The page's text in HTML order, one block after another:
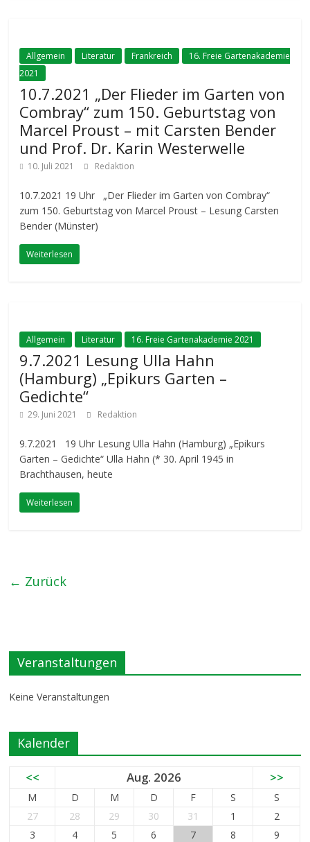
Allgemein Literatur Frankreich
16. Freie Gartenakademie
2021
10.7.2021 „Der Flieder im Garten von
Combray“ zum 150. Geburtstag von
Marcel Proust – mit Carsten Bender
und Prof. Dr. Karin Westerwelle
10. Juli 2021 Redaktion
10.7.2021 19 Uhr „Der Flieder im Garten von Combray“
zum 150. Geburtstag von Marcel Proust – Lesung Carsten
Bender (Münster)
Weiterlesen
Allgemein Literatur 16. Freie Gartenakademie 2021
9.7.2021 Lesung Ulla Hahn
(Hamburg) „Epikurs Garten –
Gedichte“
29. Juni 2021 Redaktion
9.7.2021 19 Uhr Lesung Ulla Hahn (Hamburg) „Epikurs
Garten – Gedichte“ Ulla Hahn (* 30. April 1945 in
Brachthausen, heute
Weiterlesen
← Zurück
Veranstaltungen
Keine Veranstaltungen
Kalender
<< Aug. 2026 >>
M D M D F S
S
27
28 29 30 31 1
2
3
4 5 6 7 8
9